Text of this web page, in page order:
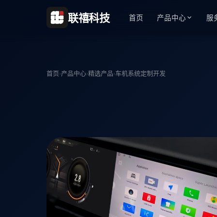
联禧科技 首页 产品中心 服
首页›产品中心›精选产品›车机系统定制开发